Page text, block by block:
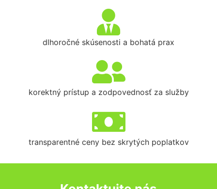
dlhoročné skúsenosti a bohatá prax
korektný prístup a zodpovednosť za služby
transparentné ceny bez skrytých poplatkov